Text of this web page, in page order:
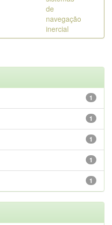
de
navegação
inercial
1
1
1
1
1